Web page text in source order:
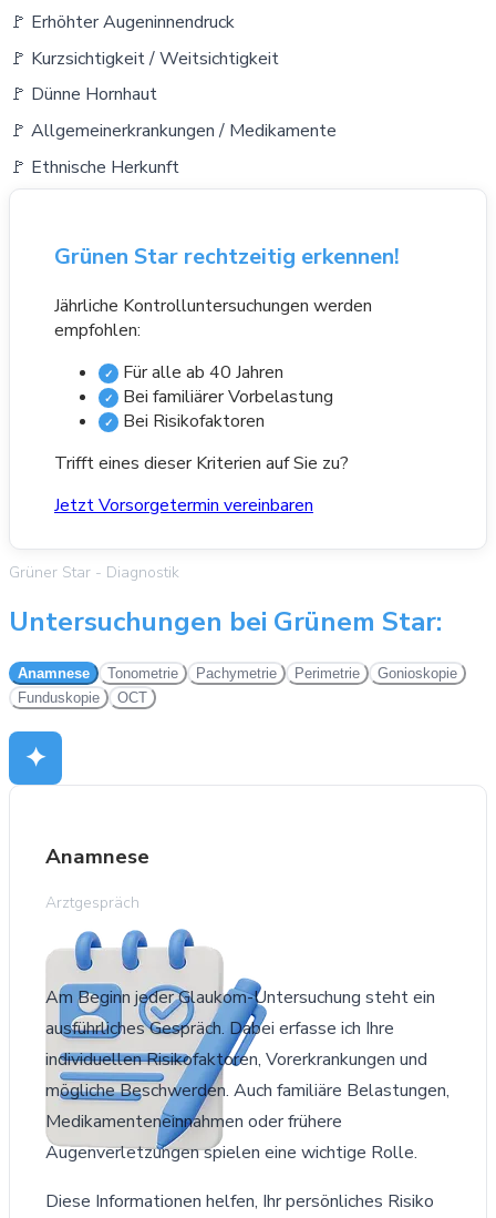
🚩 Erhöhter Augeninnendruck
🚩 Kurzsichtigkeit / Weitsichtigkeit
🚩 Dünne Hornhaut
🚩 Allgemeinerkrankungen / Medikamente
🚩 Ethnische Herkunft
Grünen Star rechtzeitig erkennen!
Jährliche Kontrolluntersuchungen werden
empfohlen:
✓ Für alle ab 40 Jahren
✓ Bei familiärer Vorbelastung
✓
Bei Risikofaktoren
Trifft eines dieser Kriterien auf Sie zu?
Jetzt Vorsorgetermin vereinbaren
Grüner Star - Diagnostik
Untersuchungen bei Grünem Star:
Anamnese Tonometrie Pachymetrie Perimetrie
Gonioskopie
Funduskopie
OCT
✦
Anamnese
Arztgespräch
Am Beginn jeder Glaukom-Untersuchung steht ein
ausführliches Gespräch. Dabei erfasse ich Ihre
individuellen Risikofaktoren, Vorerkrankungen und
mögliche Beschwerden. Auch familiäre Belastungen,
Medikamenteneinnahmen oder frühere
Augenverletzungen spielen eine wichtige Rolle.
Diese Informationen helfen, Ihr persönliches Risiko